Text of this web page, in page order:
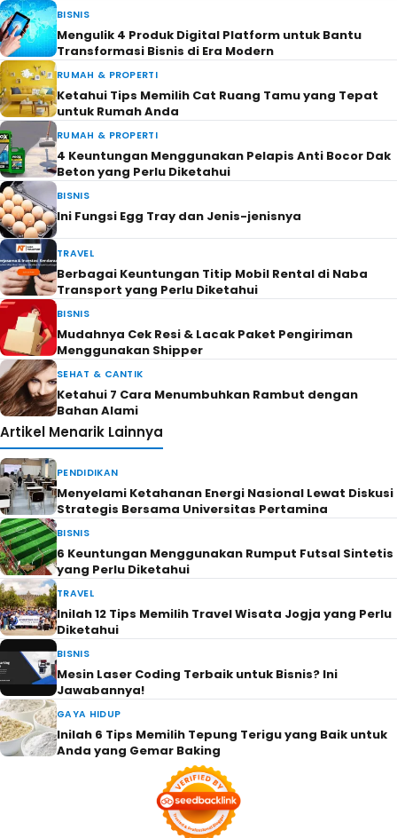
BISNIS
Mengulik 4 Produk Digital Platform untuk Bantu
Transformasi Bisnis di Era Modern
RUMAH & PROPERTI
Ketahui Tips Memilih Cat Ruang Tamu yang Tepat
untuk Rumah Anda
RUMAH & PROPERTI
4 Keuntungan Menggunakan Pelapis Anti Bocor Dak
Beton yang Perlu Diketahui
BISNIS
Ini Fungsi Egg Tray dan Jenis-jenisnya
TRAVEL
Berbagai Keuntungan Titip Mobil Rental di Naba
Transport yang Perlu Diketahui
BISNIS
Mudahnya Cek Resi & Lacak Paket Pengiriman
Menggunakan Shipper
SEHAT & CANTIK
Ketahui 7 Cara Menumbuhkan Rambut dengan
Bahan Alami
Artikel Menarik Lainnya
PENDIDIKAN
Menyelami Ketahanan Energi Nasional Lewat Diskusi
Strategis Bersama Universitas Pertamina
BISNIS
6 Keuntungan Menggunakan Rumput Futsal Sintetis
yang Perlu Diketahui
TRAVEL
Inilah 12 Tips Memilih Travel Wisata Jogja yang Perlu
Diketahui
BISNIS
Mesin Laser Coding Terbaik untuk Bisnis? Ini
Jawabannya!
GAYA HIDUP
Inilah 6 Tips Memilih Tepung Terigu yang Baik untuk
Anda yang Gemar Baking